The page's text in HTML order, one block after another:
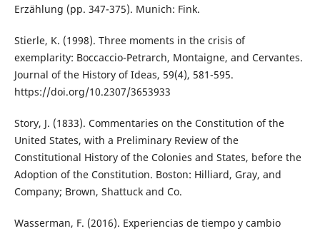
Erzählung (pp. 347-375). Munich: Fink.
Stierle, K. (1998). Three moments in the crisis of
exemplarity: Boccaccio-Petrarch, Montaigne, and Cervantes.
Journal of the History of Ideas, 59(4), 581-595.
https://doi.org/10.2307/3653933
Story, J. (1833). Commentaries on the Constitution of the
United States, with a Preliminary Review of the
Constitutional History of the Colonies and States, before the
Adoption of the Constitution. Boston: Hilliard, Gray, and
Company; Brown, Shattuck and Co.
Wasserman, F. (2016). Experiencias de tiempo y cambio